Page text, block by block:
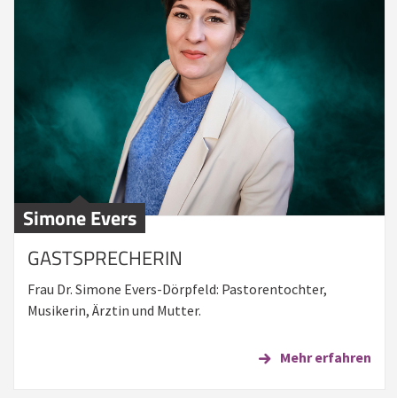
Simone Evers
GASTSPRECHERIN
Frau Dr. Simone Evers-Dörpfeld: Pastorentochter,
Musikerin, Ärztin und Mutter.
Mehr erfahren